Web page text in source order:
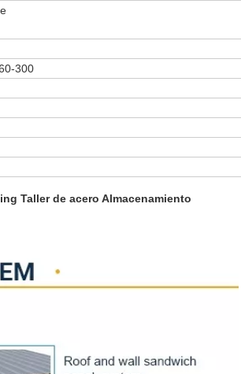
300
Taller de acero Almacenamiento